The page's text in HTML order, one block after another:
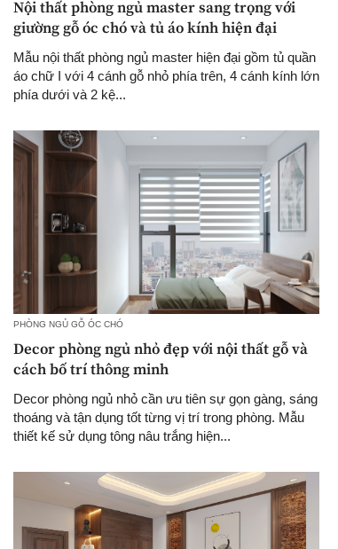
Nội thất phòng ngủ master sang trọng với
giường gỗ óc chó và tủ áo kính hiện đại
Mẫu nội thất phòng ngủ master hiện đại gồm tủ quần
áo chữ I với 4 cánh gỗ nhỏ phía trên, 4 cánh kính lớn
phía dưới và 2 kệ...
PHÒNG NGỦ GỖ ÓC CHÓ
Decor phòng ngủ nhỏ đẹp với nội thất gỗ và
cách bố trí thông minh
Decor phòng ngủ nhỏ cần ưu tiên sự gọn gàng, sáng
thoáng và tận dụng tốt từng vị trí trong phòng. Mẫu
thiết kế sử dụng tông nâu trắng hiện...